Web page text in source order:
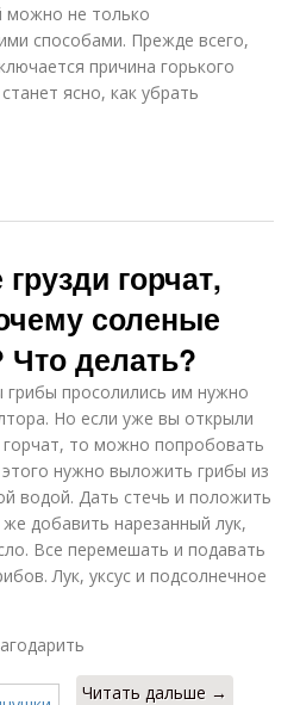
можно не только
способами. Прежде всего,
причина горького
ясно, как убрать
горчат,
соленые
Что делать?
просолились им нужно
Но если уже вы открыли
горчат, то можно попробовать
этого нужно выложить грибы из
водой. Дать стечь и положить
добавить нарезанный лук,
Все перемешать и подавать
Лук, уксус и подсолнечное
Читать дальше →